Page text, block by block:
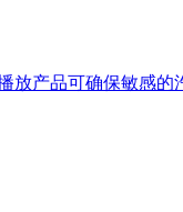
产品可确保敏感的汽